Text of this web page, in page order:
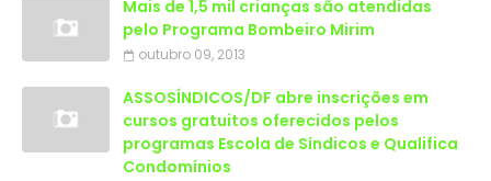
Mais de 1,5 mil crianças são atendidas
outubro 09, 2013
ASSOSÍNDICOS/DF abre inscrições em
cursos gratuitos oferecidos pelos
programas Escola de Síndicos e Qualifica
Condomínios